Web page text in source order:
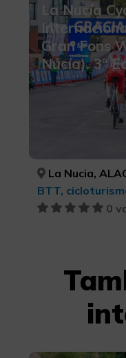
La Nucía
Gran Fons
Nucía). 3ª
La Nucia,
0